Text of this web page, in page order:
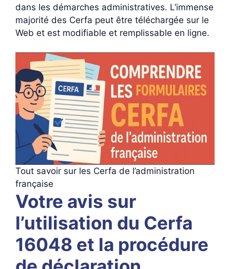
dans les démarches administratives. L’immense
majorité des Cerfa peut être téléchargée sur le
Web et est modifiable et remplissable en ligne.
Tout savoir sur les Cerfa de l’administration
française
Votre avis sur
l’utilisation du Cerfa
16048 et la procédure